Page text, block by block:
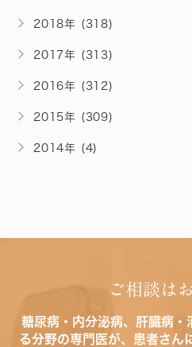
2018年 (318)
2017年 (313)
2016年 (312)
2015年 (309)
2014年 (4)
ご相談は
糖尿病・内分泌病、肝臓病
る分野の専門医が、患者さん